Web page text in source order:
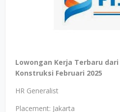
Lowongan Kerja Terbaru
Konstruksi Februari 2025
HR Generalist
Placement: Jakarta